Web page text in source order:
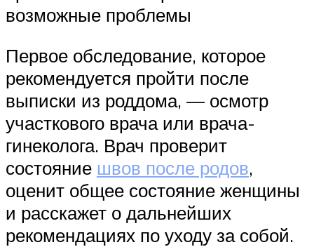
возможные проблемы
Первое обследование, которое
рекомендуется пройти после
выписки из роддома, — осмотр
участкового врача или врача-
гинеколога. Врач проверит
состояние швов после родов,
оценит общее состояние женщины
и расскажет о дальнейших
рекомендациях по уходу за собой.